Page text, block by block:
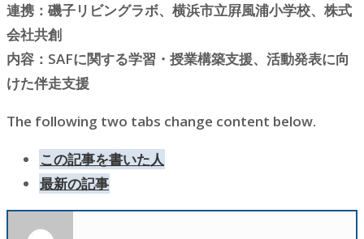
連携：磯子リビングラボ、横浜市立屛風浦小学校、株式
会社共創
内容：SAFに関する学習・授業構築支援、活動発表に向
けた伴走支援
The following two tabs change content below.
この記事を書いた人
最新の記事